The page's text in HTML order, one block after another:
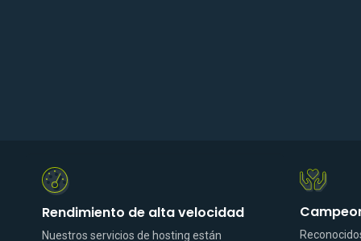
Rendimiento de alta velocidad
Nuestros servicios de hosting están